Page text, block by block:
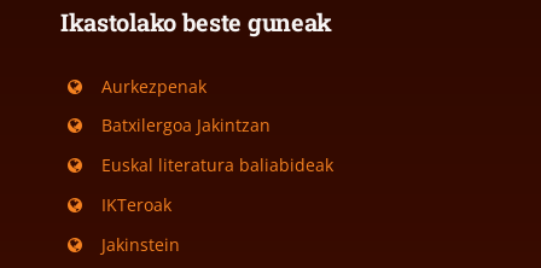
Ikastolako beste guneak
Aurkezpenak
Batxilergoa Jakintzan
Euskal literatura baliabideak
IKTeroak
Jakinstein